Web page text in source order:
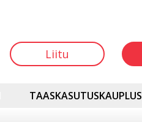
Liitu
TAASKASUTUSKAUPLUS